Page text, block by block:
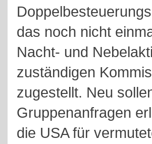
das noch nicht
Nacht- und
zuständigen
zugestellt. Neu
Gruppenanfragen
die USA für